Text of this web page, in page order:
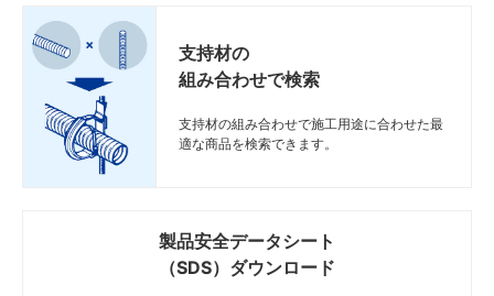
支持材の
組み合わせで検索
支持材の組み合わせで施工用途に合わせた最
適な商品を検索できます。
製品安全データシート
（SDS）ダウンロード